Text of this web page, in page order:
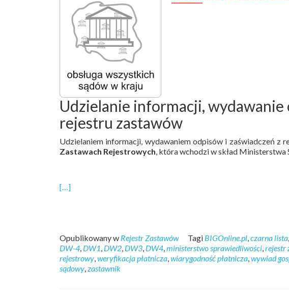
Udzielanie informacji, wydawanie
rejestru zastawów
Udzielaniem informacji, wydawaniem odpisów i zaświadczeń z
Zastawach Rejestrowych, która wchodzi w skład Ministerstwa
[…]
Opublikowany w Rejestr Zastawów Tagi BIGOnline.pl,czarna lista,
DW-4, DW1, DW2, DW3, DW4,ministerstwo sprawiedliwości,rejestr
rejestrowy,weryfikacja płatnicza,wiarygodność płatnicza,wywiad
sądowy,zastawnik